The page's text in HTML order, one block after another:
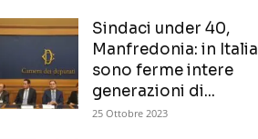
Sindaci under 40,
Manfredonia: in Italia
sono ferme intere
generazioni di...
25 Ottobre 2023